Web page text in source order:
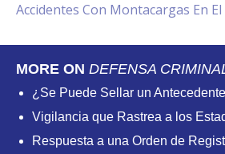
Accidentes Con Montacargas En
MORE ON DEFENSA
¿Se Puede Sellar un
Vigilancia que Rastrea a los
Respuesta a una Orden de